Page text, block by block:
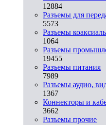
12884
Разъeмы для
5573
Разъeмы
1064
Разъeмы
19455
Разъeмы питания
7989
Разъeмы аудио,
1367
Коннекторы и
3662
Разъeмы прочие